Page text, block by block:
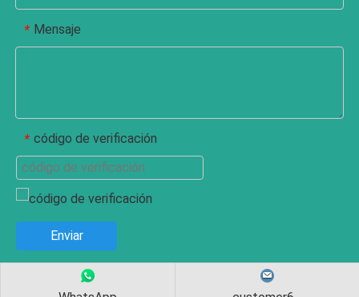
* Mensaje
* código de verificación
Enviar